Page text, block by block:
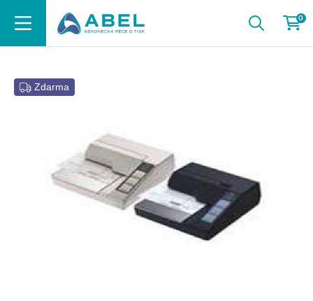
0
Zdarma